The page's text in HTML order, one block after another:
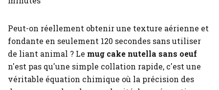
Peut-on réellement obtenir une texture aérienne et
fondante en seulement 120 secondes sans utiliser
de liant animal ? Le mug cake nutella sans oeuf
n'est pas qu'une simple collation rapide, c'est une
véritable équation chimique où la précision des